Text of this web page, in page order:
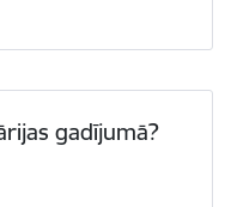
gadījumā?